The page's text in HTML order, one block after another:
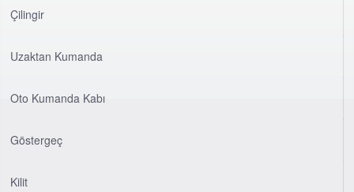
Çilingir
Uzaktan Kumanda
Oto Kumanda Kabı
Göstergeç
Kilit